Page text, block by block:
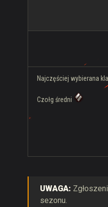
Najczęściej wybierana
Czołg średni
UWAGA:
sezonu.